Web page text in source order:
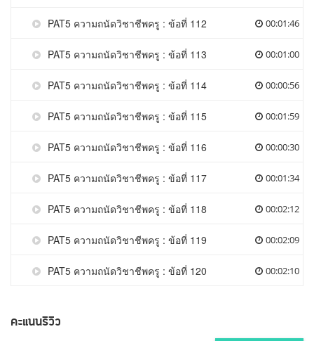
PAT5 ความถนัดวิชาชีพครู : ข้อที่ 112 00:01:46
PAT5 ความถนัดวิชาชีพครู : ข้อที่ 113 00:01:00
PAT5 ความถนัดวิชาชีพครู : ข้อที่ 114 00:00:56
PAT5 ความถนัดวิชาชีพครู : ข้อที่ 115 00:01:59
PAT5 ความถนัดวิชาชีพครู : ข้อที่ 116 00:00:30
PAT5 ความถนัดวิชาชีพครู : ข้อที่ 117 00:01:34
PAT5 ความถนัดวิชาชีพครู : ข้อที่ 118 00:02:12
PAT5 ความถนัดวิชาชีพครู : ข้อที่ 119 00:02:09
PAT5 ความถนัดวิชาชีพครู : ข้อที่ 120 00:02:10
คะแนนรีวิว